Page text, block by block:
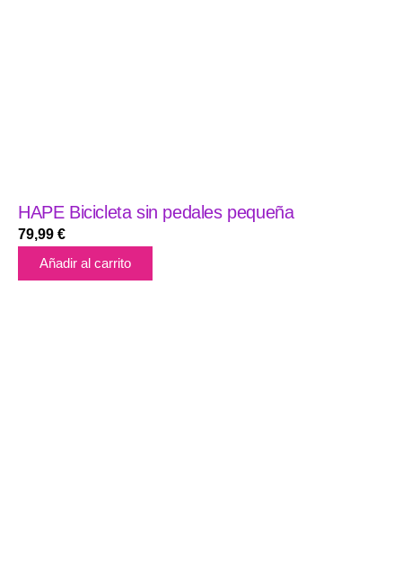
HAPE Bicicleta sin pedales pequeña
79,99 €
Añadir al carrito